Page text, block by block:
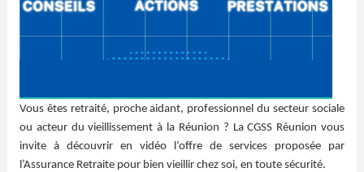
Vous êtes retraité, proche aidant, professionnel du secteur sociale
ou acteur du vieillissement à la Réunion ? La CGSS Réunion vous
invite à découvrir en vidéo l’offre de services proposée par
l’Assurance Retraite pour bien vieillir chez soi, en toute sécurité.